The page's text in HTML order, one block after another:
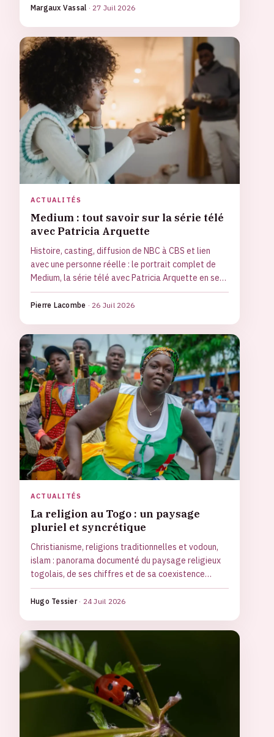
fait.
Margaux Vassal · 27 Juil 2026
ACTUALITÉS
Medium : tout savoir sur la série télé
avec Patricia Arquette
Histoire, casting, diffusion de NBC à CBS et lien
avec une personne réelle : le portrait complet de
Medium, la série télé avec Patricia Arquette en sept
saisons.
Pierre Lacombe · 26 Juil 2026
ACTUALITÉS
La religion au Togo : un paysage
pluriel et syncrétique
Christianisme, religions traditionnelles et vodoun,
islam : panorama documenté du paysage religieux
togolais, de ses chiffres et de sa coexistence
pacifique.
Hugo Tessier · 24 Juil 2026